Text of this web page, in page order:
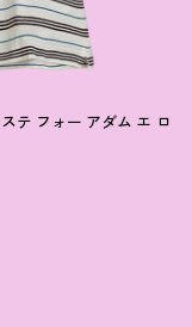
テ フォー アダム エ ロ